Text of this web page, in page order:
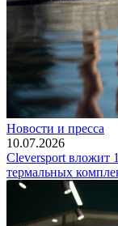
Новости и пресса
10.07.2026
Cleversport вложит
термальных